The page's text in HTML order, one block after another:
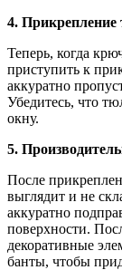
4. Прикрепление
Теперь, когда
приступить к
аккуратно
Убедитесь, что
окну.
5.
После
выглядит и не
аккуратно
поверхности.
декоративные
банты, чтобы